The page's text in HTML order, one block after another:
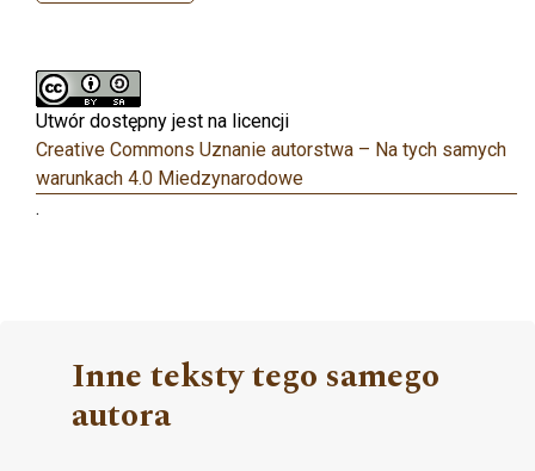
Utwór dostępny jest na licencji
Creative Commons Uznanie autorstwa – Na tych samych
warunkach 4.0 Miedzynarodowe
.
Inne teksty tego samego
autora